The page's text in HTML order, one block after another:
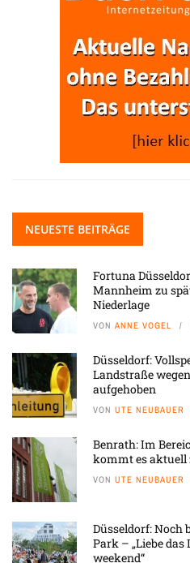
NEUESTE BEITRÄGE
Fortuna
Mannheim zu
Niederlage
VON ANNE VOGEL
Düsseldorf:
Landstraße
aufgehoben
VON UTE NEUBAUER
Benrath: Im
kommt es aktuell
VON UTE NEUBAUER
Düsseldorf: Noch
Park – „Liebe
weekend“